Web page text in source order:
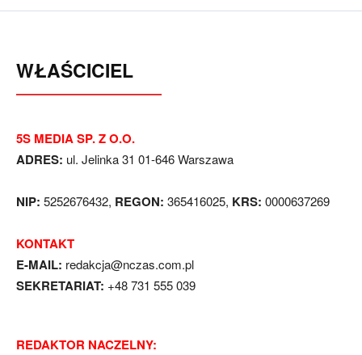
WŁAŚCICIEL
5S MEDIA SP. Z O.O.
ADRES: ul. Jelinka 31 01-646 Warszawa
NIP: 5252676432, REGON: 365416025, KRS: 0000637269
KONTAKT
E-MAIL: redakcja@nczas.com.pl
SEKRETARIAT: +48 731 555 039
REDAKTOR NACZELNY: